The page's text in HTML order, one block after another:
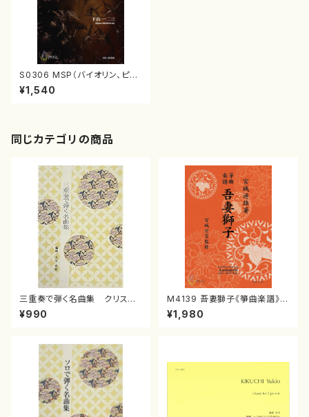
S0306 MSP（バイオリン、ピア
ノ/下山一二三/楽譜）
¥1,540
同じカテゴリの商品
三重奏で弾く名曲集 クリスマ
スメドレー( 箏2/大平光美 編
曲/楽譜）
¥990
M4139 吾妻獅子《箏曲楽譜》
（箏/宮城道雄著・宮城宗家監修/
箏曲古典楽譜）
¥1,980